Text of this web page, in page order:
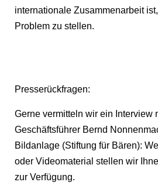
internationale Zusammenarbeit
Problem zu stellen.
Presserückfragen:
Gerne vermitteln wir ein Interview
Geschäftsführer Bernd
Bildanlage (Stiftung für Bären):
oder Videomaterial stellen wir
zur Verfügung.